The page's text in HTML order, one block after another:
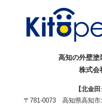
高知の外壁塗
株式会
【北金
〒781-0073 高知県高知市